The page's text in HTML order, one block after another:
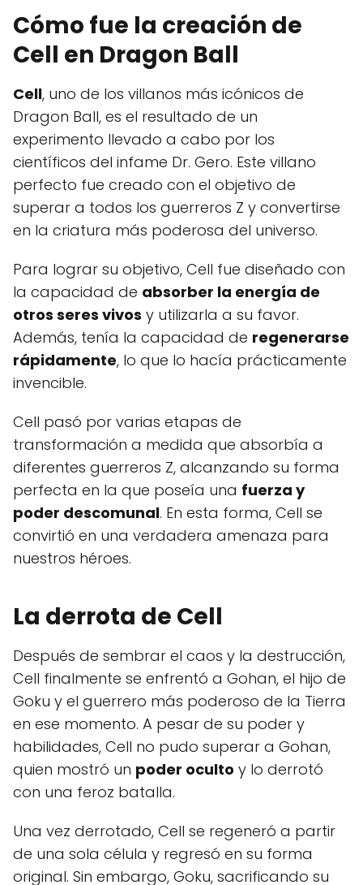
Cómo fue la creación de
Cell en Dragon Ball
Cell, uno de los villanos más icónicos de
Dragon Ball, es el resultado de un
experimento llevado a cabo por los
científicos del infame Dr. Gero. Este villano
perfecto fue creado con el objetivo de
superar a todos los guerreros Z y convertirse
en la criatura más poderosa del universo.
Para lograr su objetivo, Cell fue diseñado con
la capacidad de absorber la energía de
otros seres vivos y utilizarla a su favor.
Además, tenía la capacidad de regenerarse
rápidamente, lo que lo hacía prácticamente
invencible.
Cell pasó por varias etapas de
transformación a medida que absorbía a
diferentes guerreros Z, alcanzando su forma
perfecta en la que poseía una fuerza y
poder descomunal. En esta forma, Cell se
convirtió en una verdadera amenaza para
nuestros héroes.
La derrota de Cell
Después de sembrar el caos y la destrucción,
Cell finalmente se enfrentó a Gohan, el hijo de
Goku y el guerrero más poderoso de la Tierra
en ese momento. A pesar de su poder y
habilidades, Cell no pudo superar a Gohan,
quien mostró un poder oculto y lo derrotó
con una feroz batalla.
Una vez derrotado, Cell se regeneró a partir
de una sola célula y regresó en su forma
original. Sin embargo, Goku, sacrificando su